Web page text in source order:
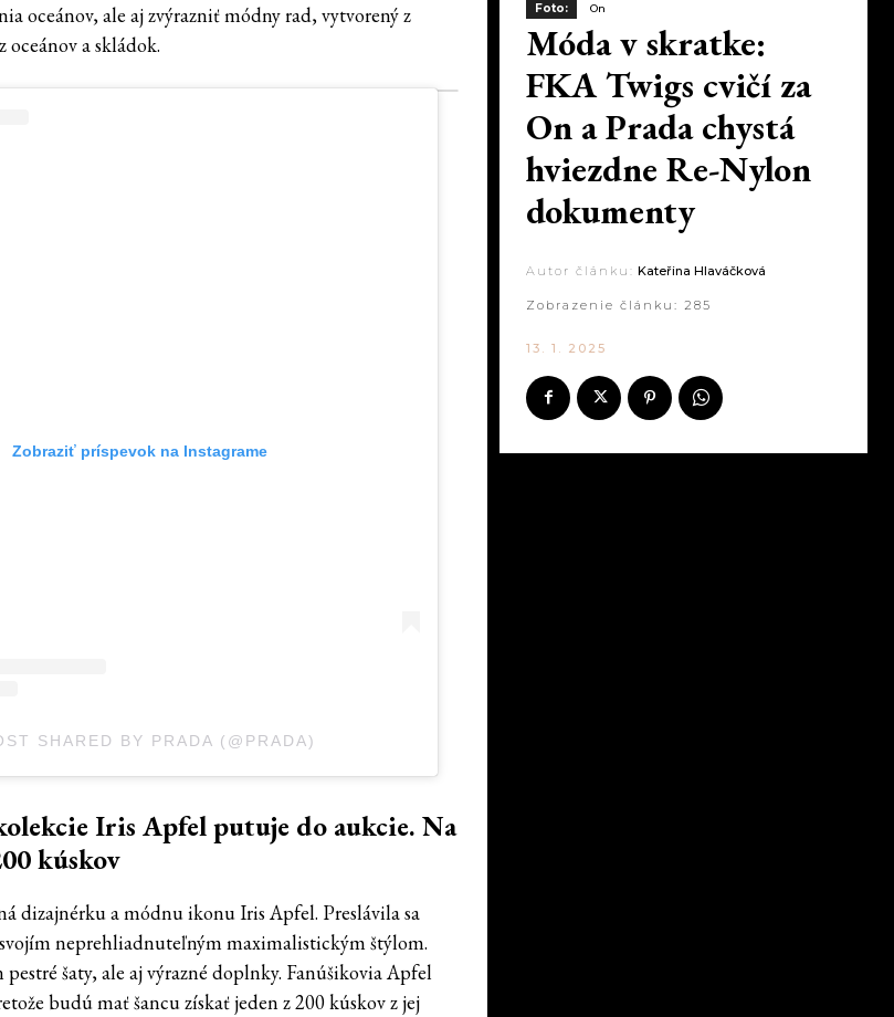
oceánov, ale aj zvýrazniť módny rad, vytvorený z
oceánov a skládok.
Zobraziť príspevok na Instagrame
SHARED BY PRADA (@PRADA)
Iris Apfel putuje do aukcie. Na
kúskov
dizajnérku a módnu ikonu Iris Apfel. Preslávila sa
neprehliadnuteľným maximalistickým štýlom.
šaty, ale aj výrazné doplnky. Fanúšikovia Apfel
budú mať šancu získať jeden z 200 kúskov z jej
Foto: On
Móda v skratke:
FKA Twigs cvičí za
On a Prada chystá
hviezdne Re-Nylon
dokumenty
Autor článku: Kateřina Hlaváčková
Zobrazenie článku: 285
13. 1. 2025